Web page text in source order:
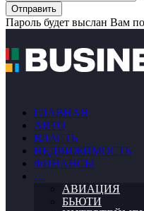
Пароль будет выслан Вам
ГЛАВНАЯ
АВТО
ВЛАСТЬ
НЕДВИЖИМОСТЬ
ФИНАНСЫ
…
АВИАЦИЯ
БЬЮТИ